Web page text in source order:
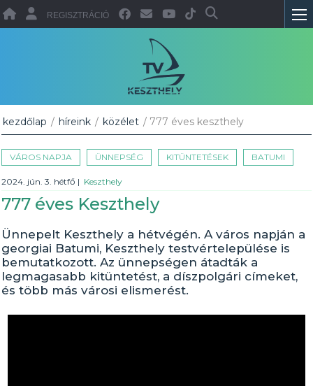
REGISZTRÁCIÓ
kezdőlap / híreink / közélet / 777 éves keszthely
VÁROS NAPJA ÜNNEPSÉG KITÜNTETÉSEK BATUMI
2024. jún. 3. hétfő | Keszthely
777 éves Keszthely
Ünnepelt Keszthely a hétvégén. A város napján a
georgiai Batumi, Keszthely testvértelepülése is
bemutatkozott. Az ünnepségen átadták a
legmagasabb kitüntetést, a díszpolgári címeket,
és több más városi elismerést.